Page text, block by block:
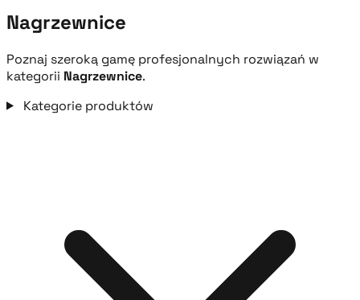
Nagrzewnice
Poznaj szeroką gamę profesjonalnych rozwiązań w
kategorii Nagrzewnice.
Kategorie produktów